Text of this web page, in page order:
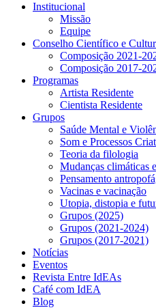
Institucional
Missão
Equipe
Conselho Científico e
Composição 2021-
Composição 2017-
Programas
Artista Residente
Cientista Residente
Grupos
Saúde Mental e
Som e Processos
Teoria da filologia
Mudanças climáticas
Pensamento
Vacinas e vacinação
Utopia, distopia e
Grupos (2025)
Grupos (2021-2024)
Grupos (2017-2021)
Notícias
Eventos
Revista Entre IdEAs
Café com IdEA
Blog